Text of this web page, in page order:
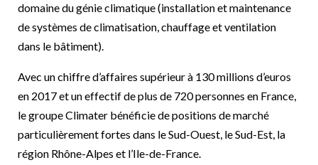
domaine du génie climatique (installation et maintenance
de systèmes de climatisation, chauffage et ventilation
dans le bâtiment).
Avec un chiffre d’affaires supérieur à 130 millions d’euros
en 2017 et un effectif de plus de 720 personnes en France,
le groupe Climater bénéficie de positions de marché
particulièrement fortes dans le Sud-Ouest, le Sud-Est, la
région Rhône-Alpes et l’Ile-de-France.